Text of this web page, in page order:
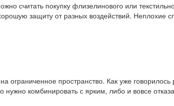
считать покупку флизелинового или
защиту от разных воздействий. Неплохие
ограниченное пространство. Как уже говорилось
комбинировать с ярким, либо и вовсе